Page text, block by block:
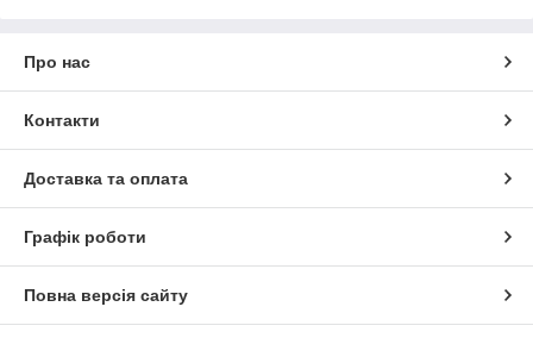
Про нас
Контакти
Доставка та оплата
Графік роботи
Повна версія сайту